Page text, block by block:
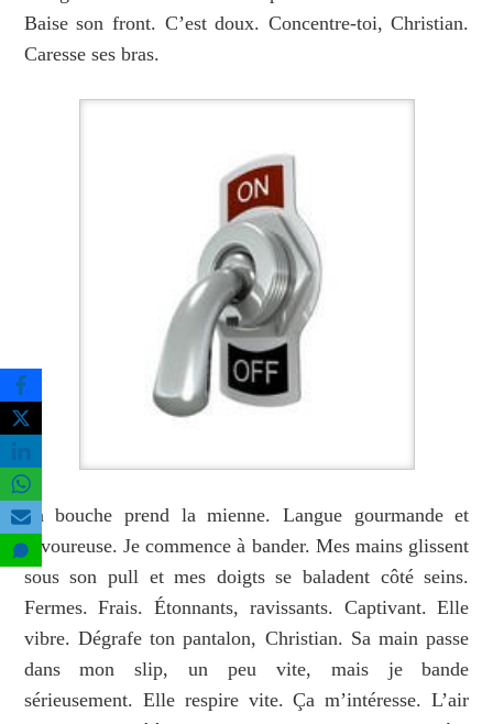
Baise son front. C’est doux. Concentre-toi, Christian.
Caresse ses bras.
Sa bouche prend la mienne. Langue gourmande et
savoureuse. Je commence à bander. Mes mains glissent
sous son pull et mes doigts se baladent côté seins.
Fermes. Frais. Étonnants, ravissants. Captivant. Elle
vibre. Dégrafe ton pantalon, Christian. Sa main passe
dans mon slip, un peu vite, mais je bande
sérieusement. Elle respire vite. Ça m’intéresse. L’air